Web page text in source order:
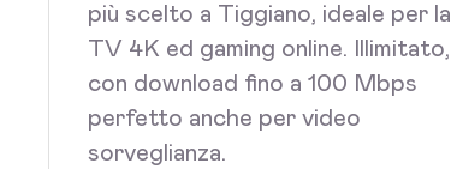
più scelto a Tiggiano, ideale per la
TV 4K ed gaming online. Illimitato,
con download fino a 100 Mbps
perfetto anche per video
sorveglianza.